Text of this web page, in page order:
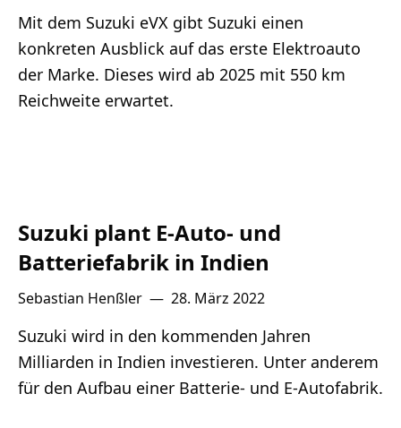
Mit dem Suzuki eVX gibt Suzuki einen
konkreten Ausblick auf das erste Elektroauto
der Marke. Dieses wird ab 2025 mit 550 km
Reichweite erwartet.
Suzuki plant E-Auto- und
Batteriefabrik in Indien
Sebastian Henßler — 28. März 2022
Suzuki wird in den kommenden Jahren
Milliarden in Indien investieren. Unter anderem
für den Aufbau einer Batterie- und E-Autofabrik.